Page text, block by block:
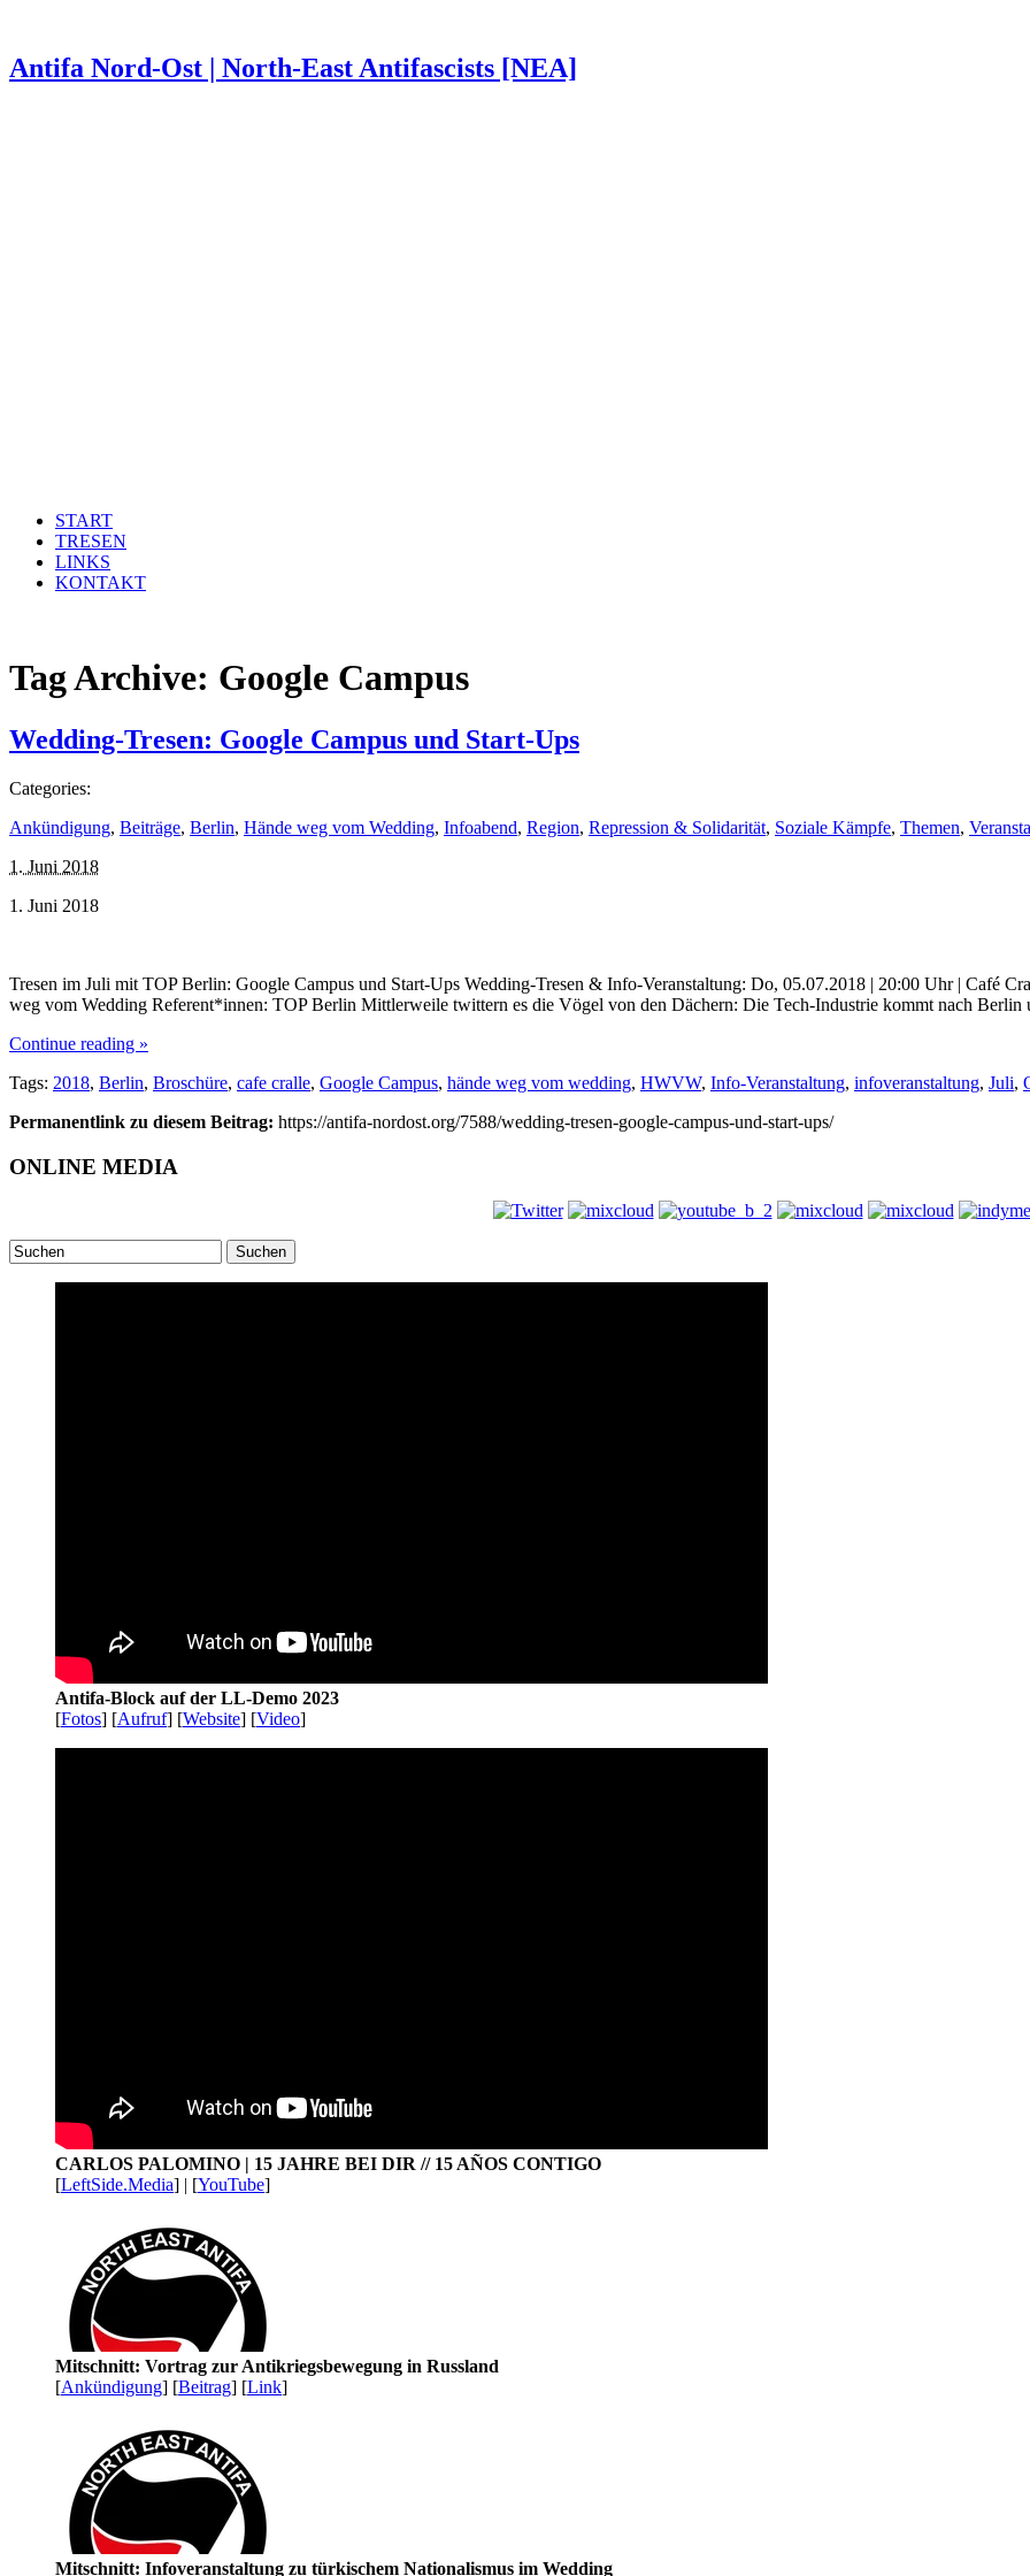
Antifa Nord-Ost | North-East Antifascists [NEA]
START
TRESEN
LINKS
KONTAKT
Tag Archive: Google Campus
Wedding-Tresen: Google Campus und Start-Ups
Categories:
Ankündigung, Beiträge, Berlin, Hände weg vom Wedding, Infoabend, Region, Repression & Solidarität, Soziale Kämpfe, Themen,
1. Juni 2018
1. Juni 2018
Tresen im Juli mit TOP Berlin: Google Campus und Start-Ups Wedding-Tresen & Info-Veranstaltung: Do, 05.07.2018 | 20:00 Uhr | Café
weg vom Wedding Referent*innen: TOP Berlin Mittlerweile twittern es die Vögel von den Dächern: Die Tech-Industrie kommt nach Berlin
Continue reading »
Tags: 2018, Berlin, Broschüre, cafe cralle, Google Campus, hände weg vom wedding, HWVW, Info-Veranstaltung, infoveranstaltung, Juli,
Permanentlink zu diesem Beitrag: https://antifa-nordost.org/7588/wedding-tresen-google-campus-und-start-ups/
ONLINE MEDIA
Suchen
Antifa-Block auf der LL-Demo 2023
[Fotos] [Aufruf] [Website] [Video]
CARLOS PALOMINO | 15 JAHRE BEI DIR // 15 AÑOS CONTIGO
[LeftSide.Media] | [YouTube]
Mitschnitt: Vortrag zur Antikriegsbewegung in Russland
[Ankündigung] [Beitrag] [Link]
Mitschnitt: Infoveranstaltung zu türkischem Nationalismus im Wedding